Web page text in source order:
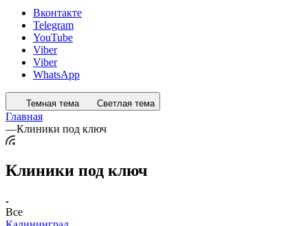
Вконтакте
Telegram
YouTube
Viber
Viber
WhatsApp
Темная тема Светлая тема
Главная
—Клиники под ключ
Клиники под ключ
Все